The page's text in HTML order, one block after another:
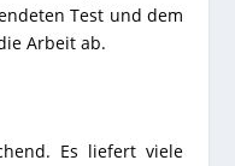
Test und dem
Arbeit ab.
Es liefert viele